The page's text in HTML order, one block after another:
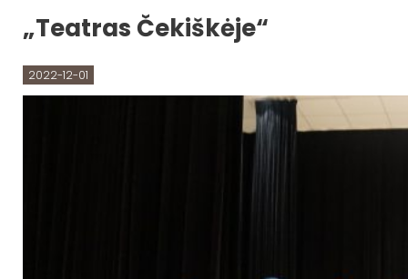
„Teatras Čekiškėje“
2022-12-01